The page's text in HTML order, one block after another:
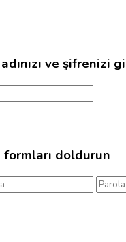
ve şifrenizi
formları doldurun